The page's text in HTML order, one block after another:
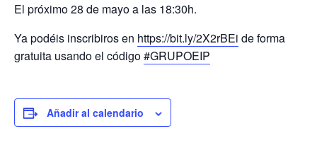
El próximo 28 de mayo a las 18:30h.
Ya podéis inscribiros en https://bit.ly/2X2rBEi de forma
gratuita usando el código#GRUPOEIP
Añadir al calendario